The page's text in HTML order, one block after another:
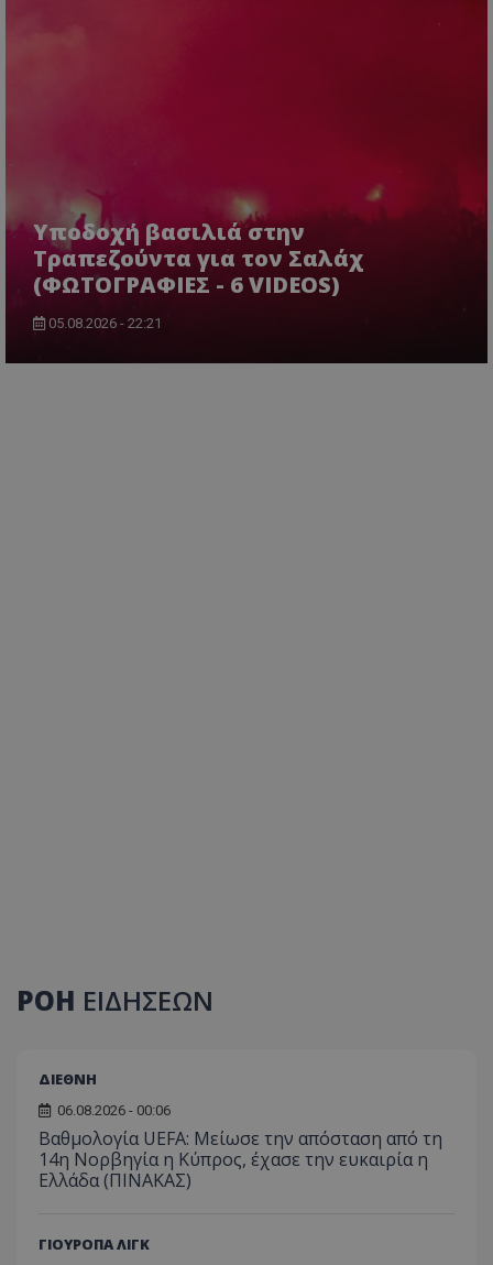
Υποδοχή βασιλιά στην
Τραπεζούντα για τον Σαλάχ
(ΦΩΤΟΓΡΑΦΙΕΣ - 6 VIDEOS)
05.08.2026 - 22:21
ΡΟΗ ΕΙΔΗΣΕΩΝ
ΔΙΕΘΝΗ
06.08.2026 - 00:06
Βαθμολογία UEFA: Μείωσε την απόσταση από τη
14η Νορβηγία η Κύπρος, έχασε την ευκαιρία η
Ελλάδα (ΠΙΝΑΚΑΣ)
ΓΙΟΥΡΟΠΑ ΛΙΓΚ